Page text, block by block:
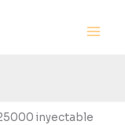
inyectable